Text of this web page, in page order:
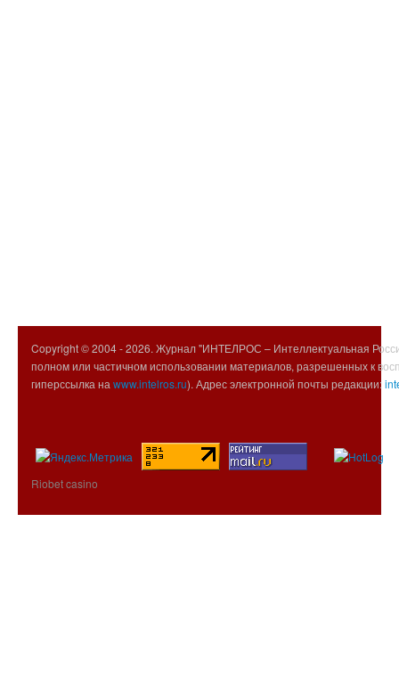
Copyright © 2004 -2026. Журнал "ИНТЕЛРОС – Интеллектуальная
полном или частичном использовании материалов, разрешенных к
гиперссылка на www.intelros.ru). Адрес электронной почты редакции:
Riobet casino